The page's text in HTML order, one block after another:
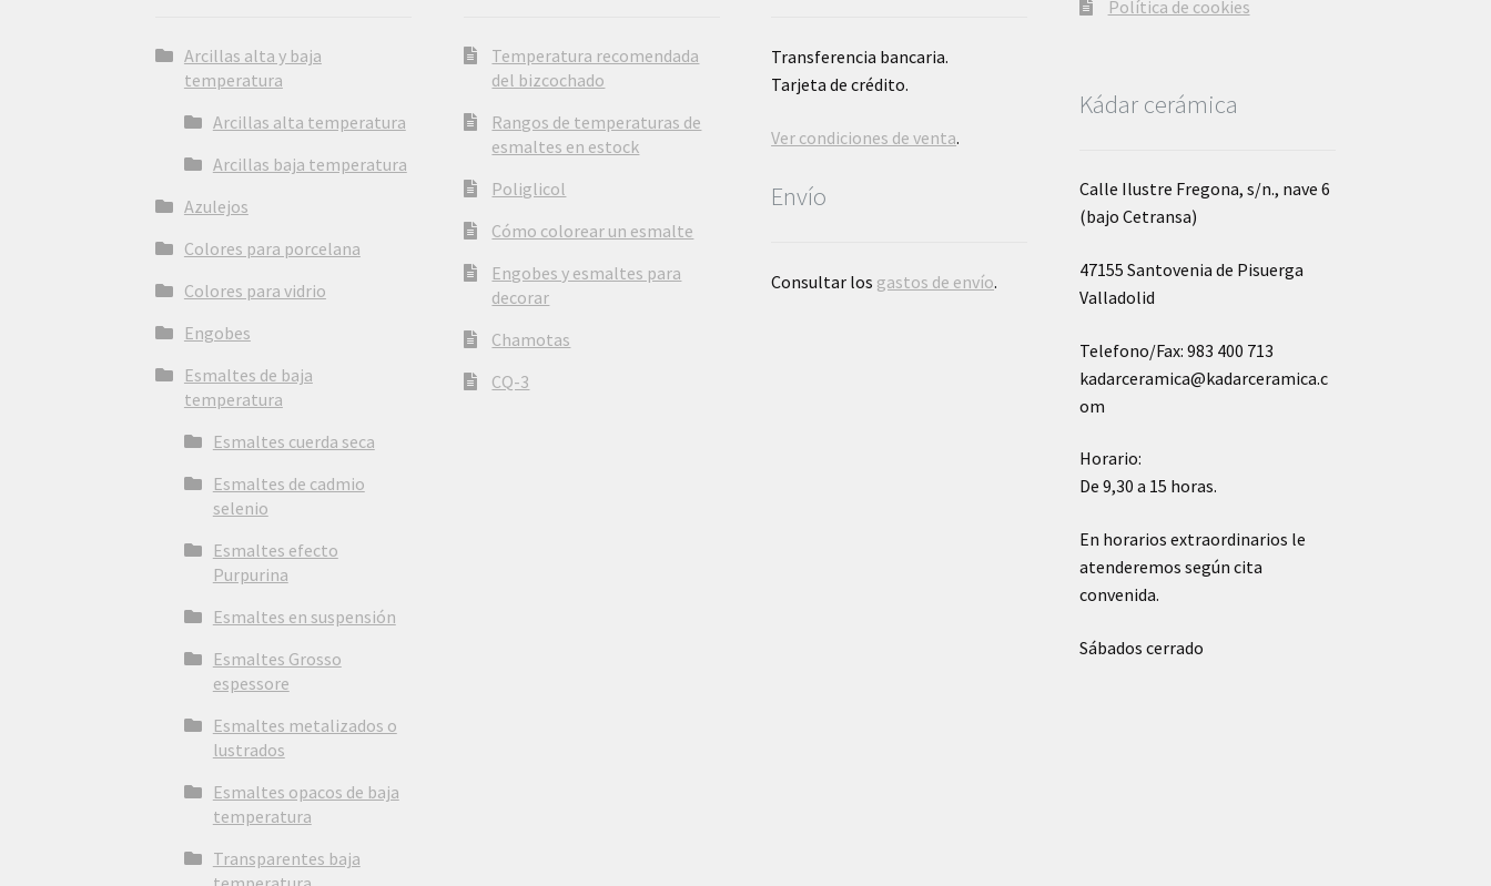
Arcillas alta y baja
temperatura
Arcillas alta temperatura
Arcillas baja temperatura
Azulejos
Colores para porcelana
Colores para vidrio
Engobes
Esmaltes de baja
temperatura
Esmaltes cuerda seca
Esmaltes de cadmio
selenio
Esmaltes efecto
Purpurina
Esmaltes en suspensión
Esmaltes Grosso
espessore
Esmaltes metalizados o
lustrados
Esmaltes opacos de baja
temperatura
Transparentes baja
Temperatura recomendada
del bizcochado
Rangos de temperaturas de
esmaltes en estock
Poliglicol
Cómo colorear un esmalte
Engobes y esmaltes para
decorar
Chamotas
CQ-3
Transferencia bancaria.
Tarjeta de crédito.
Ver condiciones de venta.
Envío
Consultar los gastos de envío.
Política de cookies
Kádar cerámica
Calle Ilustre Fregona, s/n., nave 6
(bajo Cetransa)
47155 Santovenia de Pisuerga
Valladolid
Telefono/Fax: 983 400 713
kadarceramica@kadarceramica.c
om
Horario:
De 9,30 a 15 horas.
En horarios extraordinarios le
atenderemos según cita
convenida.
Sábados cerrado